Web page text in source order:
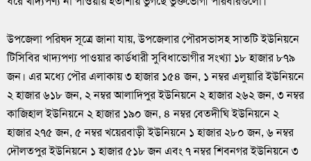
উপজেলা পরিষদ সূত্রে জানা যায়, উপজেলার পৌরসভাসহ সাতটি ইউনিয়নে
টিসিবির খাদ্যপণ্য পাওয়ার কার্ডধারী সুবিধাভোগীর সংখ্যা ১৮ হাজার ৮৭৯
জন। এর মধ্যে পৌর এলাকায় ৩ হাজার ১৫৪ জন, ১ নম্বর এলুয়ারি ইউনিয়নে
২ হাজার ৬১৮ জন, ২ নম্বর আলাদিপুর ইউনিয়নে ২ হাজার ২৬২ জন, ৩ নম্বর
কাজিহাল ইউনিয়নে ২ হাজার ১৯০ জন, ৪ নম্বর বেতদীঘি ইউনিয়নে ২
হাজার ২৭৫ জন, ৫ নম্বর খয়েরবাড়ী ইউনিয়নে ১ হাজার ২৮০ জন, ৬ নম্বর
দৌলতপুর ইউনিয়নে ১ হাজার ৫১৮ জন এবং ৭ নম্বর শিবনগর ইউনিয়নে ৩